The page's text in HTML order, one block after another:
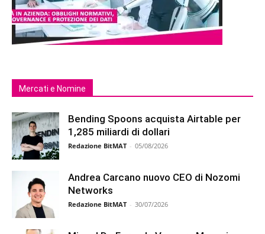
Mercati e Nomine
Bending Spoons acquista Airtable per
1,285 miliardi di dollari
Redazione BitMAT - 05/08/2026
Andrea Carcano nuovo CEO di Nozomi
Networks
Redazione BitMAT - 30/07/2026